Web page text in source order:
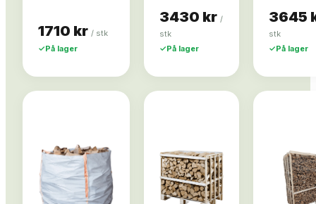
1710 kr / stk
✓På lager
3430 kr /
stk
✓På lager
3645
stk
✓På lager